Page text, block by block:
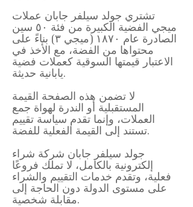
تشتري جولد سيلفر جابان عملات
ميجي الفضية الكبيرة من فئة ٥٠ سين
الصادرة عام ١٨٧٠ (ميجي ٣) بناءً على
محتواها من الفضة، مع الأخذ في
الاعتبار قيمتها السوقية كعملات فضية
يابانية حديثة.
لا تضمن هذه الصفحة القيمة
المستقبلية أو الندرة لهواة جمع
العملات، وإنما تقدم سياسة تقييم
تستند إلى القيمة الفعلية للفضة.
جولد سيلفر جابان شركة شراء
إلكترونية بالكامل، لا تملك فروعًا
فعلية، وتقدم خدمات التقييم والشراء
على مستوى الدولة دون الحاجة إلى
مقابلة شخصية.